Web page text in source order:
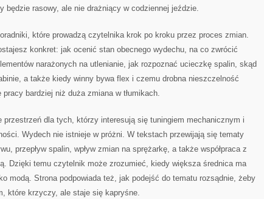
będzie rasowy, ale nie drażniący w codziennej jeździe.
które prowadzą czytelnika krok po kroku przez proces zmian.
konkret: jak ocenić stan obecnego wydechu, na co zwrócić
narażonych na utlenianie, jak rozpoznać ucieczkę spalin, skąd
a także kiedy winny bywa flex i czemu drobna nieszczelność
bardziej niż duża zmiana w tłumikach.
przestrzeń dla tych, którzy interesują się tuningiem mechanicznym i
Wydech nie istnieje w próżni. W tekstach przewijają się tematy
przepływ spalin, wpływ zmian na sprężarkę, a także współpraca z
Dzięki temu czytelnik może zrozumieć, kiedy większa średnica ma
modą. Strona podpowiada też, jak podejść do tematu rozsądnie, żeby
które krzyczy, ale staje się kapryśne.